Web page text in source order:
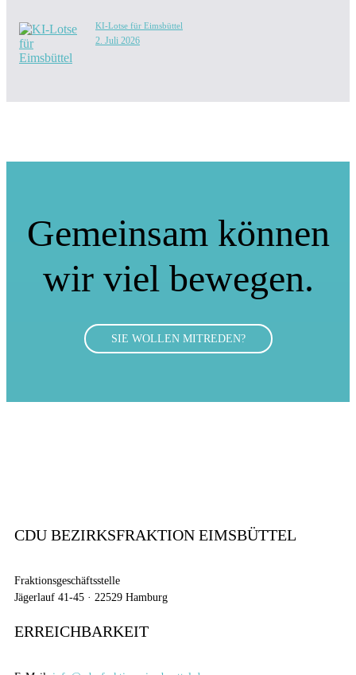
KI-Lotse für Eimsbüttel
2. Juli 2026
Gemeinsam können
wir viel bewegen.
SIE WOLLEN MITREDEN?
CDU BEZIRKSFRAKTION EIMSBÜTTEL
Fraktionsgeschäftsstelle
Jägerlauf 41-45 · 22529 Hamburg
ERREICHBARKEIT